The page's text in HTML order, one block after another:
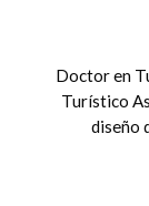
Doctor en
Turístico
diseño